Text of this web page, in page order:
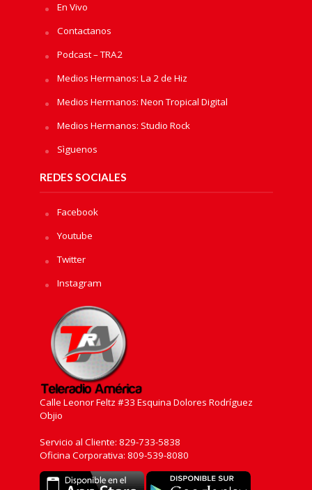
En Vivo
Contactanos
Podcast – TRA2
Medios Hermanos: La 2 de Hiz
Medios Hermanos: Neon Tropical Digital
Medios Hermanos: Studio Rock
Sìguenos
REDES SOCIALES
Facebook
Youtube
Twitter
Instagram
Calle Leonor Feltz #33 Esquina Dolores Rodríguez
Objio
Servicio al Cliente: 829-733-5838
Oficina Corporativa: 809-539-8080